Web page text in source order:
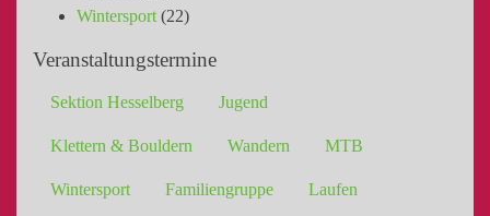
Wintersport (22)
Veranstaltungstermine
Sektion Hesselberg Jugend
Klettern & Bouldern Wandern MTB
Wintersport Familiengruppe Laufen